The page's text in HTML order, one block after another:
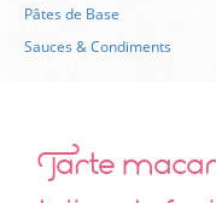
Pâtes de Base
Sauces & Condiments
Tarte